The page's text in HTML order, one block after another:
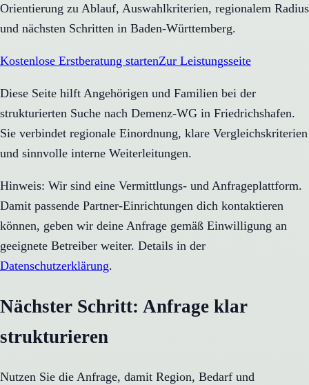
Orientierung zu Ablauf, Auswahlkriterien, regionalem Radius
und nächsten Schritten in Baden-Württemberg.
Kostenlose Erstberatung startenZur Leistungsseite
Diese Seite hilft Angehörigen und Familien bei der
strukturierten Suche nach Demenz-WG in Friedrichshafen.
Sie verbindet regionale Einordnung, klare Vergleichskriterien
und sinnvolle interne Weiterleitungen.
Hinweis: Wir sind eine Vermittlungs- und Anfrageplattform.
Damit passende Partner-Einrichtungen dich kontaktieren
können, geben wir deine Anfrage gemäß Einwilligung an
geeignete Betreiber weiter. Details in der
Datenschutzerklärung.
Nächster Schritt: Anfrage klar
strukturieren
Nutzen Sie die Anfrage, damit Region, Bedarf und